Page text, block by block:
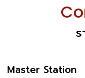
Master Station